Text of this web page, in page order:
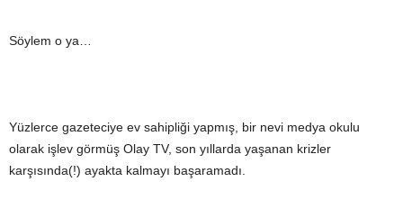
Söylem o ya…
Yüzlerce gazeteciye ev sahipliği yapmış, bir nevi medya okulu
olarak işlev görmüş Olay TV, son yıllarda yaşanan krizler
karşısında(!) ayakta kalmayı başaramadı.